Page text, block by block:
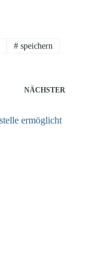
# speichern
NÄCHSTER